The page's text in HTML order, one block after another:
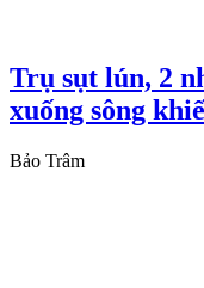
Trụ sụt lún, 2
xuống sông
Bảo Trâm